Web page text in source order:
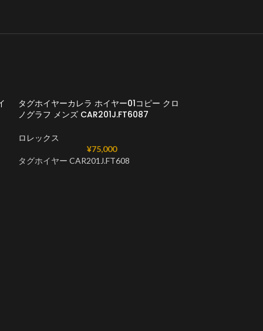
タグホイヤーカレラ ホイヤー01コピー クロ
ノグラフ メンズ CAR201J.FT6087
ロレックス
¥75,000
タグホイヤー CAR201J.FT608